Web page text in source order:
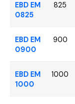
EBD EM
0825
825
EBD EM
0900
900
EBD EM
1000
1000